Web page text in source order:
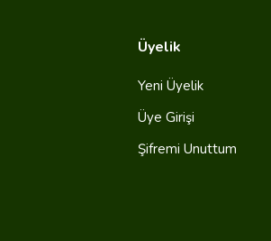
Üyelik
Yeni Üyelik
Üye Girişi
Şifremi Unuttum